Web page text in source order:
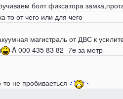
болт фиксатора
то от чего или для чего
магистраль от ДВС к
A 000 435 83 82 -7e за метр
то не пробиваеться